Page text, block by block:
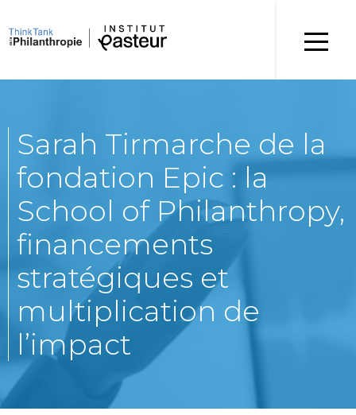
Sarah Tirmarche de la
fondation Epic : la
School of Philanthropy,
financements
stratégiques et
multiplication de
l’impact